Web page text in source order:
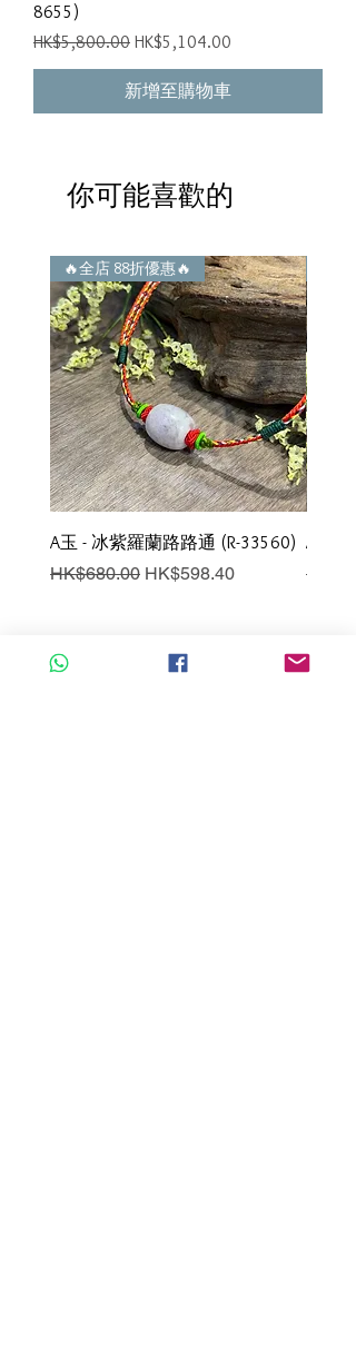
8655)
一般價格
HK$5,800.00 促銷價格
HK$5,104.00
新增至購物車
你可能喜歡的
🔥全店 88折優惠🔥
A玉 - 冰紫羅蘭路路通 (R-33560)
一般價格
HK$680.00 促銷價格
HK$598.40
新增至購物車
A玉 -
一般價